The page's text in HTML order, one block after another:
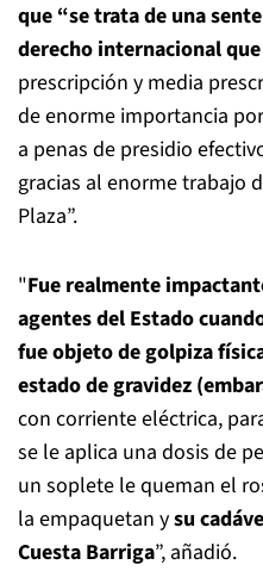
que “se trata de una
derecho internacional
prescripción y media
de enorme importancia
a penas de presidio
gracias al enorme trabajo
Plaza”.
"Fue realmente
agentes del Estado
fue objeto de golpiza
estado de gravidez
con corriente eléctrica,
se le aplica una dosis de
un soplete le queman el
la empaquetan ysu
Cuesta Barriga”, añadió.